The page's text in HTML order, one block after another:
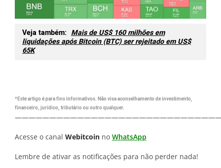
Veja também: Mais de US$ 160 milhões em
liquidações após Bitcoin (BTC) ser rejeitado em US$
65K
*Este artigo é para fins informativos. Não visa aconselhamento de investimento,
financeiro, jurídico, tributário ou outro qualquer.
Acesse o canal Webitcoin no WhatsApp
Lembre de ativar as notificações para não perder nada!